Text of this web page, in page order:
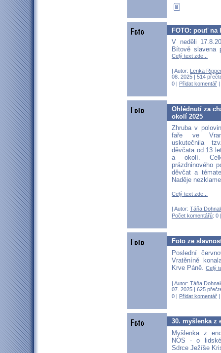
FOTO: pouť na
V neděli
Bítově slavena
Celý text zde...
| Autor:
Lenka
08. 2025 | 514
0 |
Přidat komentář
Ohlédnutí za
okolí 2025
Zhruba v
faře ve
uskutečnila
děvčata od 13
a okolí.
prázdninového
děvčat a
Naděje
Celý text zde...
| Autor: Táňa
Počet komentářů: 0
Foto ze
Poslední
Vratěníně
Krve Páně.
Celý
| Autor: Táňa
07. 2025 | 625
0 | Přidat komentář |
30. myšlenka z
Myšlenka z
NOS - o
Sdrce Ježíše